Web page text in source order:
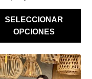
SELECCIONAR
OPCIONES